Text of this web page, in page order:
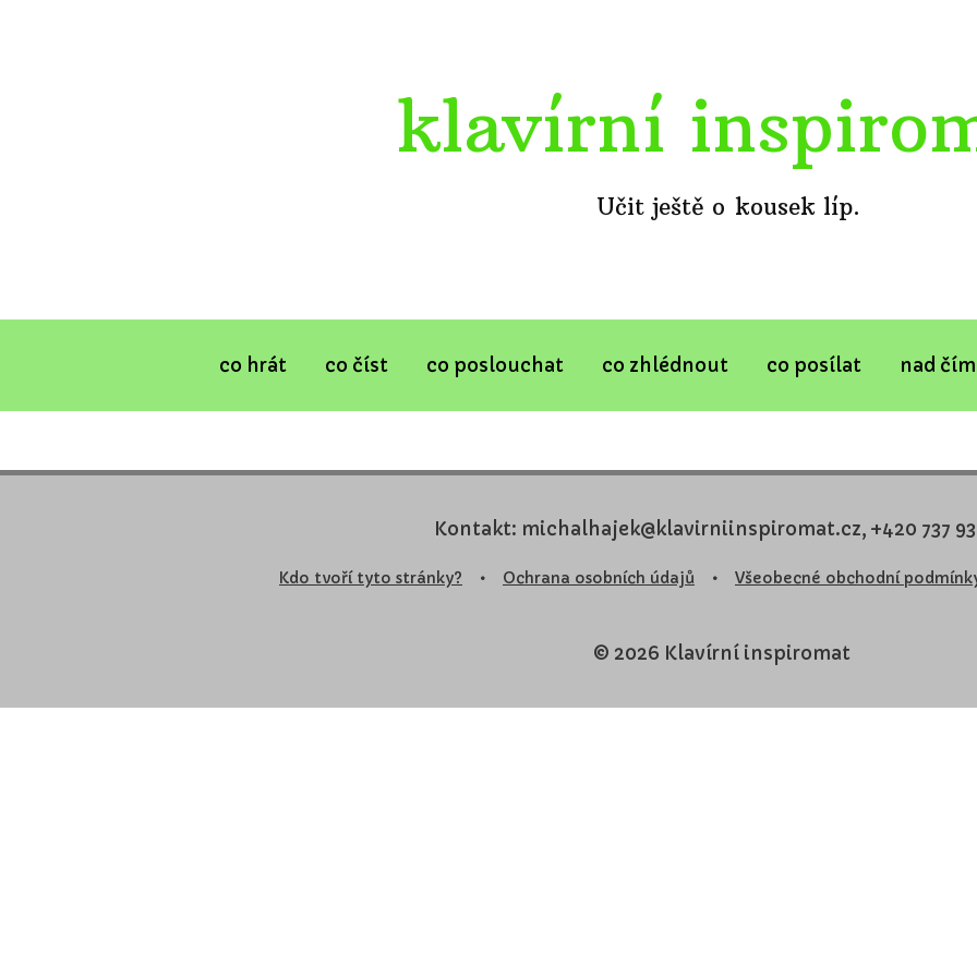
klavírní
Učit ještě o kousek líp.
co hrát co číst co poslouchat co zhlédnout co posílat nad
Kontakt: michalhajek@klavirniinspiromat.cz, +420 737
Kdo tvoří tyto stránky? • Ochrana osobních údajů • Všeobecné obchodní
© 2026 Klavírní inspiromat